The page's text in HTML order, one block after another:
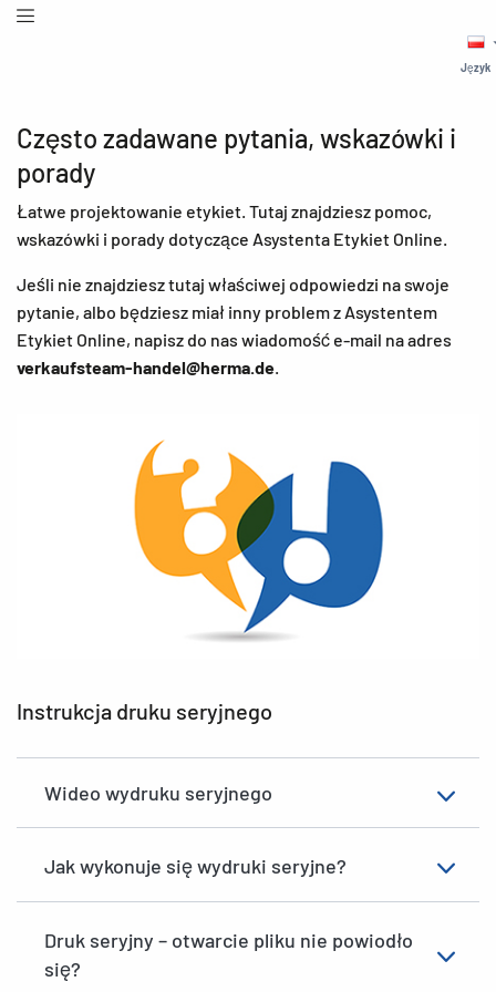
Język
Często zadawane pytania, wskazówki i
porady
Łatwe projektowanie etykiet. Tutaj znajdziesz pomoc,
wskazówki i porady dotyczące Asystenta Etykiet Online.
Jeśli nie znajdziesz tutaj właściwej odpowiedzi na swoje
pytanie, albo będziesz miał inny problem z Asystentem
Etykiet Online, napisz do nas wiadomość e-mail na adres
verkaufsteam-handel@herma.de.
Instrukcja druku seryjnego
Wideo wydruku seryjnego
Jak wykonuje się wydruki seryjne?
Druk seryjny – otwarcie pliku nie powiodło
się?